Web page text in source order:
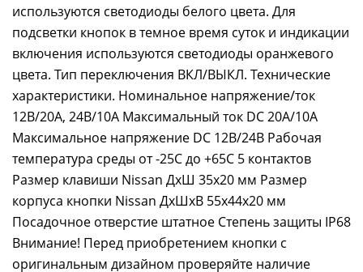
используются светодиоды белого цвета. Для
подсветки кнопок в темное время суток и индикации
включения используются светодиоды оранжевого
цвета. Тип переключения ВКЛ/ВЫКЛ. Технические
характеристики. Номинальное напряжение/ток
12В/20А, 24В/10А Максимальный ток DC 20А/10А
Максимальное напряжение DC 12В/24В Рабочая
температура среды от -25С до +65С 5 контактов
Размер клавиши Nissan ДхШ 35х20 мм Размер
корпуса кнопки Nissan ДхШхВ 55х44х20 мм
Посадочное отверстие штатное Степень защиты IP68
Внимание! Перед приобретением кнопки с
оригинальным дизайном проверяйте наличие